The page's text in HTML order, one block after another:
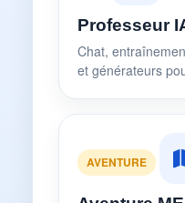
Professeur
Chat,
et générateurs
AVENTURE